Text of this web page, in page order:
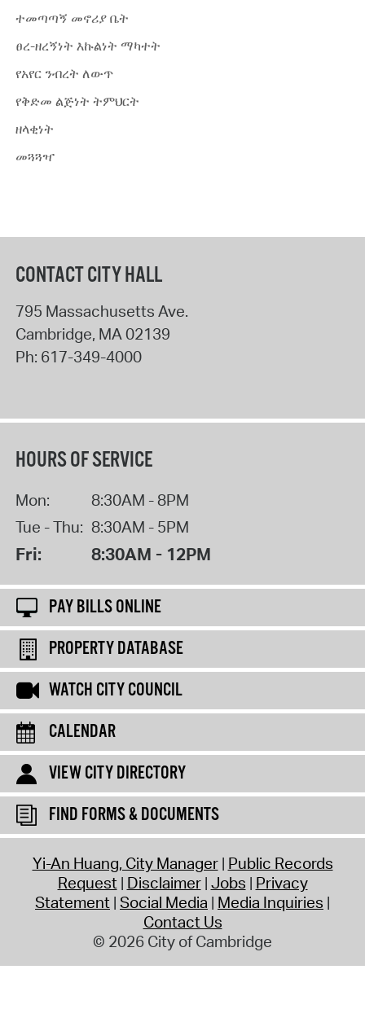
ተመጣጣኝ መኖሪያ ቤት
ፀረ-ዘረኝነት እኩልነት ማካተት
የአየር ንብረት ለውጥ
የቅድመ ልጅነት ትምህርት
ዘላቂነት
መጓጓዣ
CONTACT CITY HALL
795 Massachusetts Ave.
Cambridge, MA02139
Ph: 617-349-4000
HOURS OF SERVICE
Mon:
8:30AM - 8PM
Tue - Thu: 8:30AM - 5PM
Fri: 8:30AM - 12PM
PAY BILLS ONLINE
PROPERTY DATABASE
WATCH CITY COUNCIL
CALENDAR
VIEW CITY DIRECTORY
FIND FORMS & DOCUMENTS
Yi-An Huang, City Manager Public Records
Request Disclaimer Jobs Privacy
Statement Social Media Media Inquiries
Contact Us
© 2026 City of Cambridge